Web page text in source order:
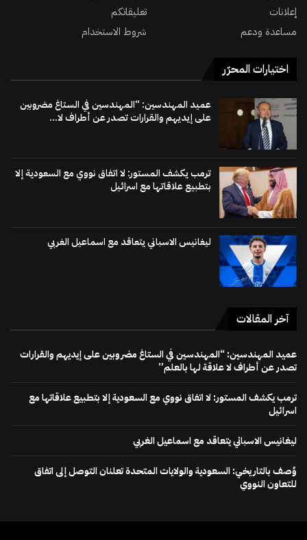
إعلانات
تعليقاتكم
مساعدة ودعم
شروط الاستخدام
اختيارات المحرّر
عميد المهندسين: “المهندسين في الستاغ مضروبين
على إيديهم والقرارات تصدر عن أطراف لا...
ترمب يكشف المستور: لا اتفاق نووي مع السعودية إلا
بتطبيع علاقاتها مع اسرائيل
ليغانيس الاسباني يتعاقد مع اسماعيل الغربي
آخر المقالات
عميد المهندسين: “المهندسين في الستاغ مضروبين على إيديهم والقرارات
تصدر عن أطراف لا علاقة لها بالعلم”
ترمب يكشف المستور: لا اتفاق نووي مع السعودية إلا بتطبيع علاقاتها مع
اسرائيل
ليغانيس الاسباني يتعاقد مع اسماعيل الغربي
وُصف بالتاريخي: السعودية والولايات المتحدة تعلنان التوصل إلى اتفاق
للتعاون النووي